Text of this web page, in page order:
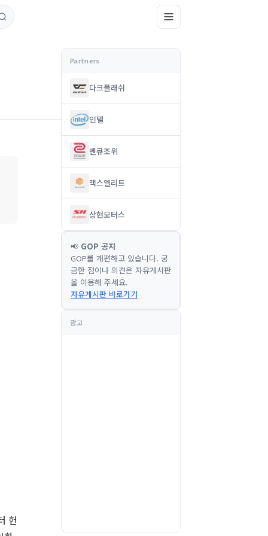
헌
다크플래쉬
인텔
벤큐조위
맥스엘리트
상현모터스
📢 GOP 공지
GOP를 개편하고 있습니다. 궁
금한 점이나 의견은 자유게시판
을 이용해 주세요.
자유게시판 바로가기
광고